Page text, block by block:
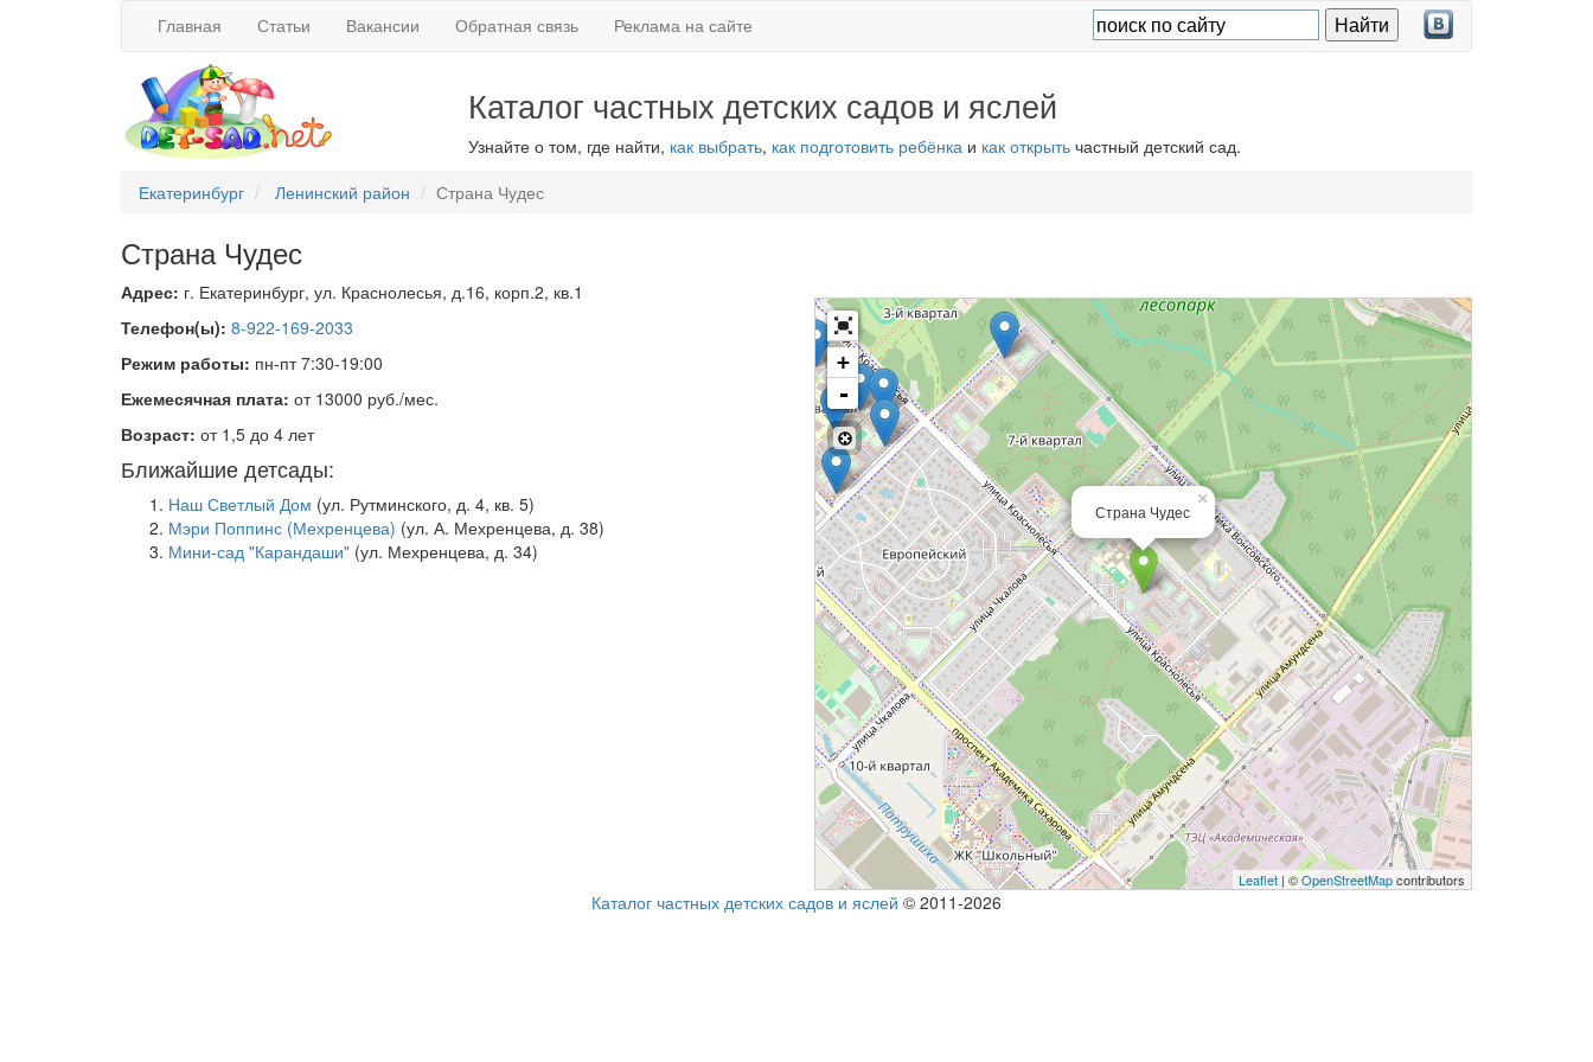
Главная Статьи Вакансии Обратная связь Реклама на сайте
Каталог частных детских садов и яслей
Узнайте о том, где найти, как выбрать, как подготовить ребёнкаи как открытьчастный детский сад.
Екатеринбург
Ленинский район Страна Чудес
Страна Чудес
Адрес: г. Екатеринбург, ул. Краснолесья, д.16, корп.2, кв.1
Телефон(ы): 8-922-169-2033
Режим работы: пн-пт 7:30-19:00
Ежемесячная плата: от 13000 руб./мес.
Возраст: от 1,5 до 4 лет
Ближайшие детсады:
Наш Светлый Дом (ул. Рутминского, д. 4, кв. 5)
Мэри Поппинс (Мехренцева) (ул. А. Мехренцева, д. 38)
Мини-сад "Карандаши" (ул. Мехренцева, д. 34)
×
Страна Чудес
+
-
Leaflet | ©OpenStreetMapcontributors
Каталог частных детских садов и яслей © 2011-2026